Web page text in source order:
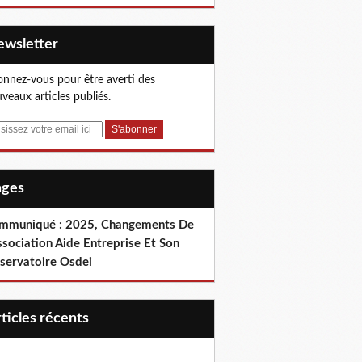
vous pour être averti des
articles publiés.
: 2025, Changements De
Aide Entreprise Et Son
Osdei
récents